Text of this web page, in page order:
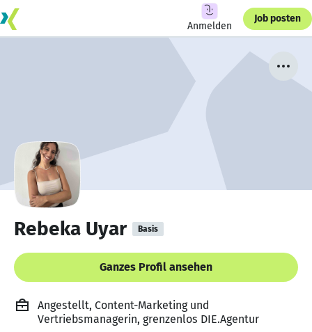
Anmelden
Job posten
Rebeka Uyar Basis
Ganzes Profil ansehen
Angestellt, Content-Marketing und
Vertriebsmanagerin, grenzenlos DIE.Agentur